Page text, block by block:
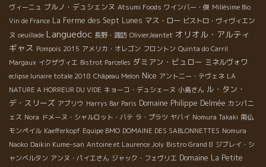
ヴィーニュ ブルノ・デュシェンヌ Atsumi Foods ワインバー・俊 Millésime Bio
Vin de France La Ferme des Sept Lunes マス・ロー ビストロ・ヴィヴィエン
ヌ oeuillade Languedoc 長野・諏訪 OlivierJeantet オリオル・アルティ
ギャス Pompois 2015 アメリカ・オレゴン フロントン Quinta do Carril
Margaux イクザヴィエ Bistrot Parcelles ダミアン・ビュロー ミネルヴォワ
eclipse lunaire totale 2018 Châpeau Melon Nice アントニー・テヴェネ LA
NATURE A HORREUR DU VIDE キョーコ・デュシェーヌ 小島さん ル・タン・
デ・スリーズ アブリウ Harrys Bar Paris Domaine Philippe Delmée カンパニ
ェス Nora ドメーヌ・シャルロット・バテ ラ・プラツ ヤバイ Nomura Takaki 南仏
モンペイル Kaefferkopf Equipe BMO DOMAINE DES SABLONNETTES Nomura
Naoko Daikin Kume-san Antoine et Laurence Joly Bistro Grand 8 ジブレイ・シ
ャンベルタン アンヌ・パイエさん ジャック・フェヴリエ Domaine La Petite